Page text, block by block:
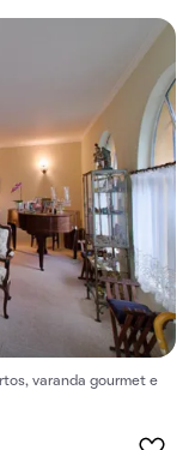
varanda gourmet e